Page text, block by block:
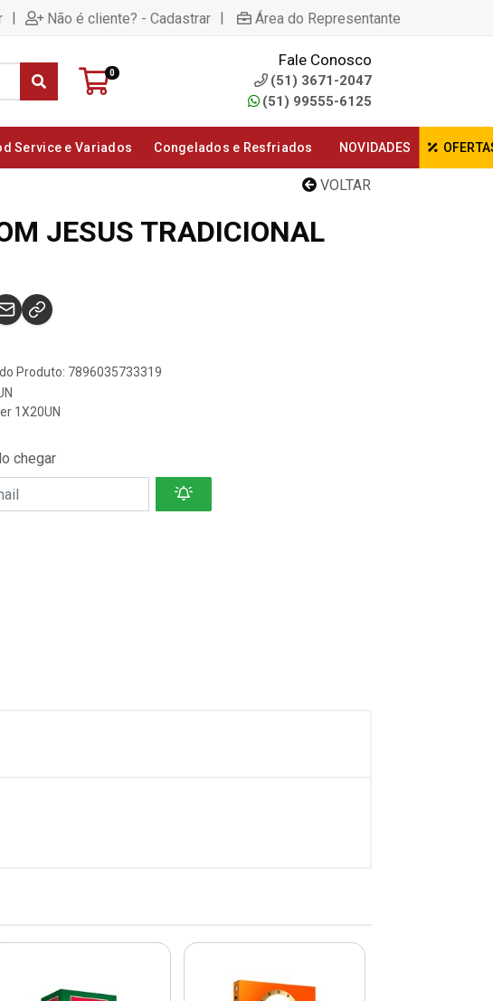
| Não é cliente? - Cadastrar | Área do Representante
0
Fale Conosco
(51) 3671-2047
(51) 99555-6125
Service e Variados Congelados e Resfriados NOVIDADES
VOLTAR
JESUS TRADICIONAL
Produto: 7896035733319
1X20UN
chegar